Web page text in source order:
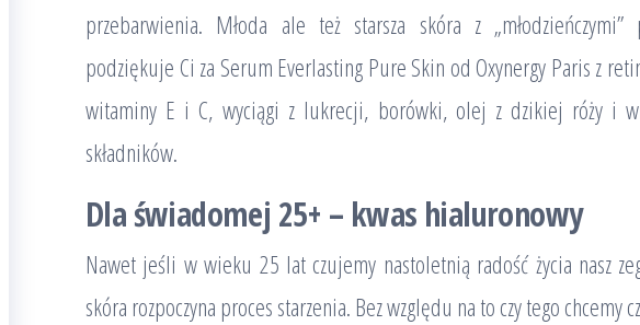
przebarwienia. Młoda ale też starsza skóra z
podziękuje Ci za Serum Everlasting Pure Skin od Oxynergy Paris z
witaminy E i C, wyciągi z lukrecji, borówki, olej z dzikiej róży i
składników.
Dla świadomej 25+ – kwas hialuronowy
Nawet jeśli w wieku 25 lat czujemy nastoletnią radość życia nasz
skóra rozpoczyna proces starzenia. Bez względu na to czy tego chcemy